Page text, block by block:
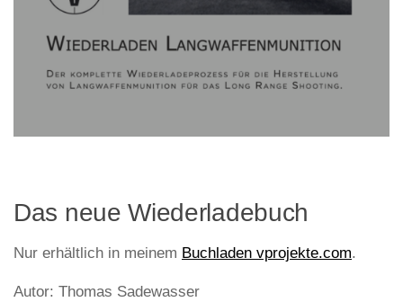
Das neue Wiederladebuch
Nur erhältlich in meinem Buchladen vprojekte.com.
Autor: Thomas Sadewasser